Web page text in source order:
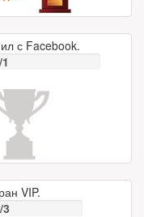
с Facebook.
VIP.
3